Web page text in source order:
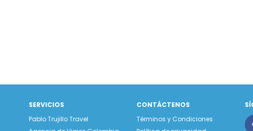
SERVICIOS
Pablo Trujillo Travel
CONTÁCTENOS
Términos y Condiciones